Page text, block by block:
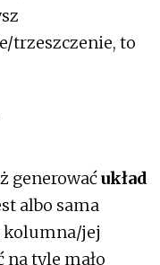
trzeszczenie, to
generowaćukład
albo sama
kolumna/jej
na tyle mało